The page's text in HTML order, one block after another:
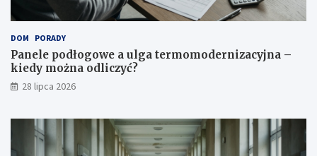
DOM PORADY
Panele podłogowe a ulga termomodernizacyjna –
kiedy można odliczyć?
28 lipca 2026